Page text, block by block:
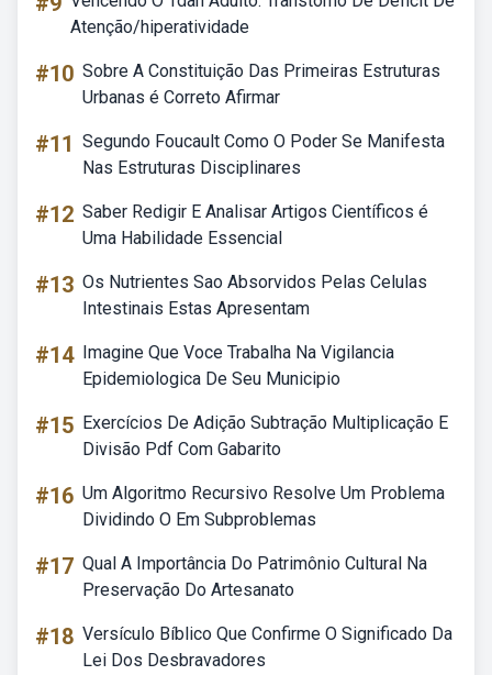
Atenção/hiperatividade
#10 Sobre A Constituição Das Primeiras Estruturas
Urbanas é Correto Afirmar
#11 Segundo Foucault Como O Poder Se Manifesta
Nas Estruturas Disciplinares
#12 Saber Redigir E Analisar Artigos Científicos é
Uma Habilidade Essencial
#13 Os Nutrientes Sao Absorvidos Pelas Celulas
Intestinais Estas Apresentam
#14 Imagine Que Voce Trabalha Na Vigilancia
Epidemiologica De Seu Municipio
#15 Exercícios De Adição Subtração Multiplicação E
Divisão Pdf Com Gabarito
#16 Um Algoritmo Recursivo Resolve Um Problema
Dividindo O Em Subproblemas
#17 Qual A Importância Do Patrimônio Cultural Na
Preservação Do Artesanato
#18 Versículo Bíblico Que Confirme O Significado Da
Lei Dos Desbravadores